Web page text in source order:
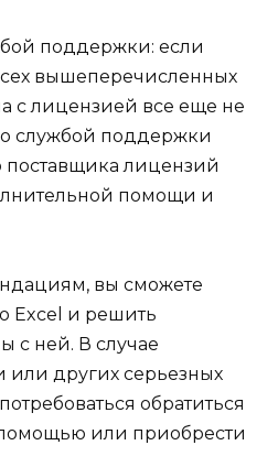
поддержки: если
вышеперечисленных
с лицензией все еще не
службой поддержки
поставщика лицензий
помощи и
вы сможете
Excel и решить
с ней. В случае
или других серьезных
обратиться
или приобрести